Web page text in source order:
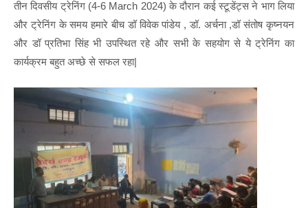
तीन दिवसीय ट्रेनिंग (4-6 March 2024) के दौरान कई स्टूडेंट्स ने भाग लिया
और ट्रेनिंग के समय हमारे बीच डॉ विवेक पांडेय , डॉ. अर्चना ,डॉ संतोष कृष्नयन
और डॉ प्रतिभा सिंह भी उपस्थित रहे और सभी के सहयोग से ये ट्रेनिंग का
कार्यक्रम बहुत अच्छे से सफल रहा|